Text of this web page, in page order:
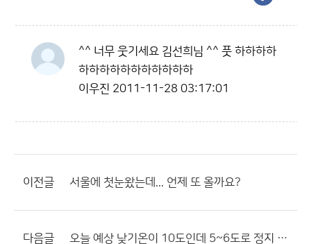
^^ 너무 웃기세요 김선희님 ^^ 풋 하하하하
하하하하하하하하하하하
이우진 2011-11-28 03:17:01
이전글 서울에 첫눈왔는데... 언제 또 올까요?
다음글 오늘 예상 낮기온이 10도인데 5~6도로 정지 되었네요